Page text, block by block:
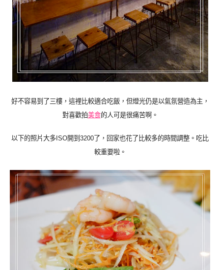
好不容易到了三樓，這裡比較適合吃飯，但燈光仍是以氣氛營造為主，
對喜歡拍美食的人可是很痛苦啊。
以下的照片大多ISO開到3200了，回家也花了比較多的時間調整。吃比
較重要啦。